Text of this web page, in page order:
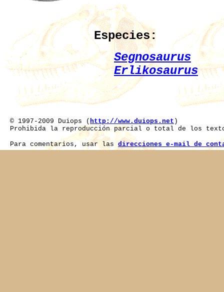
Especies:
Segnosaurus
Erlikosaurus
© 1997-2009 Duiops (http://www.duiops.net )
Prohibida la reproducción parcial o total de los
Para comentarios, usar lasdirecciones e-mail de